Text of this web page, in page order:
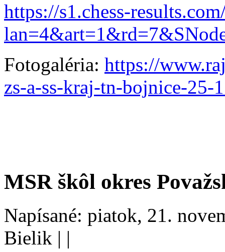
https://s1.chess-
Fotogaléria: https://
zs-a-ss-kraj-tn-bojnice-25-
MSR škôl okres
Napísané: piatok, 21.
Bielik | |